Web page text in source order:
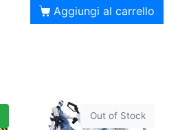
Aggiungi al carrello
Out of Stock